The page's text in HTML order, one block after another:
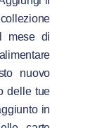
mese di
nuovo
delle tue
in